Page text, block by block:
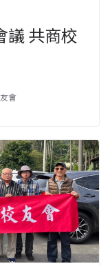
議 共商校
會